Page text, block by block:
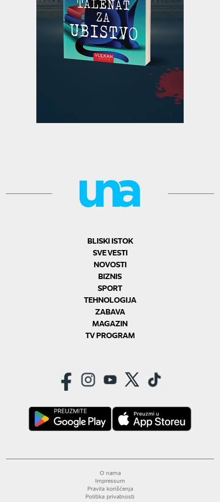
BLISKI ISTOK
SVE VESTI
NOVOSTI
BIZNIS
SPORT
TEHNOLOGIJA
ZABAVA
MAGAZIN
TV PROGRAM
O nama
Impressum
Pravila korišćenja
Politika privatnosti